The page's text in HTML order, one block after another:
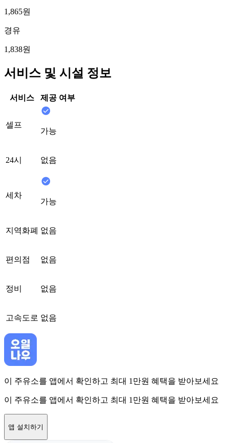
1,865원
경유
1,838원
서비스 및 시설 정보
서비스 제공 여부
셀프
가능
24시 없음
세차
가능
지역화폐 없음
편의점 없음
정비 없음
고속도로 없음
이 주유소를 앱에서 확인하고 최대 1만원 혜택을 받아보세요
이 주유소를 앱에서 확인하고 최대 1만원 혜택을 받아보세요
앱 설치하기